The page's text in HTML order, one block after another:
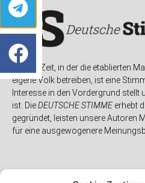
In einer Zeit, in der die etablierten
eigene Volk betreiben, ist eine
Interesse in den Vordergrund stellt
ist. DieDEUTSCHE STIMMEerhebt
gegründet, leisten unsere Autoren
für eine ausgewogenere